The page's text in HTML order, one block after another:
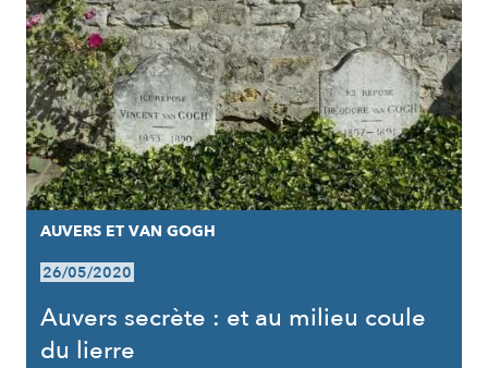
AUVERS ET VAN GOGH
26/05/2020
Auvers secrète : et au milieu coule
du lierre